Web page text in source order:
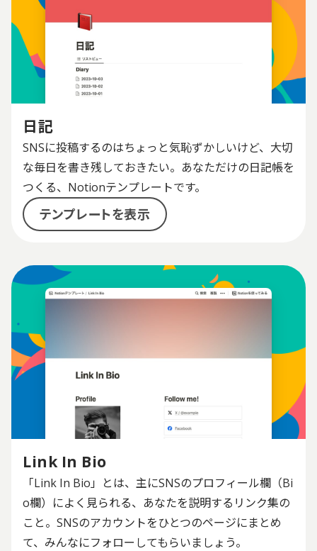
日記
SNSに投稿するのはちょっと気恥ずかしいけど、大切
な毎日を書き残しておきたい。あなただけの日記帳を
つくる、Notionテンプレートです。
テンプレートを表示
Link In Bio
「Link In Bio」とは、主にSNSのプロフィール欄（Bi
o欄）によく見られる、あなたを説明するリンク集の
こと。SNSのアカウントをひとつのページにまとめ
て、みんなにフォローしてもらいましょう。